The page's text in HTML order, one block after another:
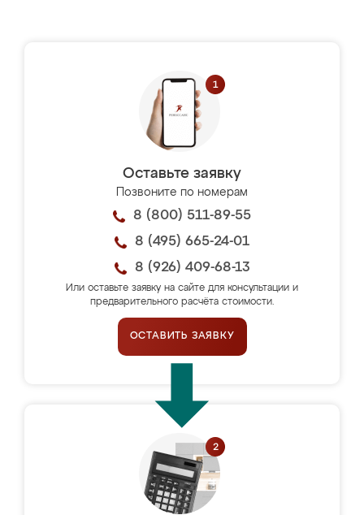
Оставьте заявку
Позвоните по номерам
8 (800) 511-89-55
8 (495) 665-24-01
8 (926) 409-68-13
Или оставьте заявку на сайте для консультации и
предварительного расчёта стоимости.
ОСТАВИТЬ ЗАЯВКУ